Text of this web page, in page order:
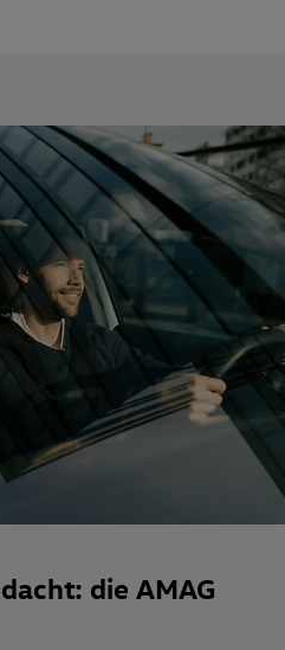
die AMAG